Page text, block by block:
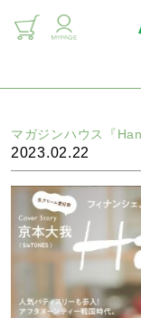
マガジンハウス『
2023.02.22